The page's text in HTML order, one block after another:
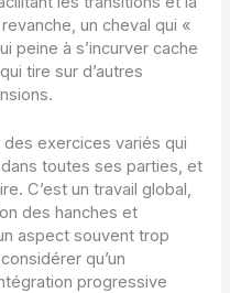
un cheval qui «
peine à s’incurver cache
tire sur d’autres
exercices variés qui
toutes ses parties, et
C’est un travail global,
des hanches et
aspect souvent trop
qu’un
progressive